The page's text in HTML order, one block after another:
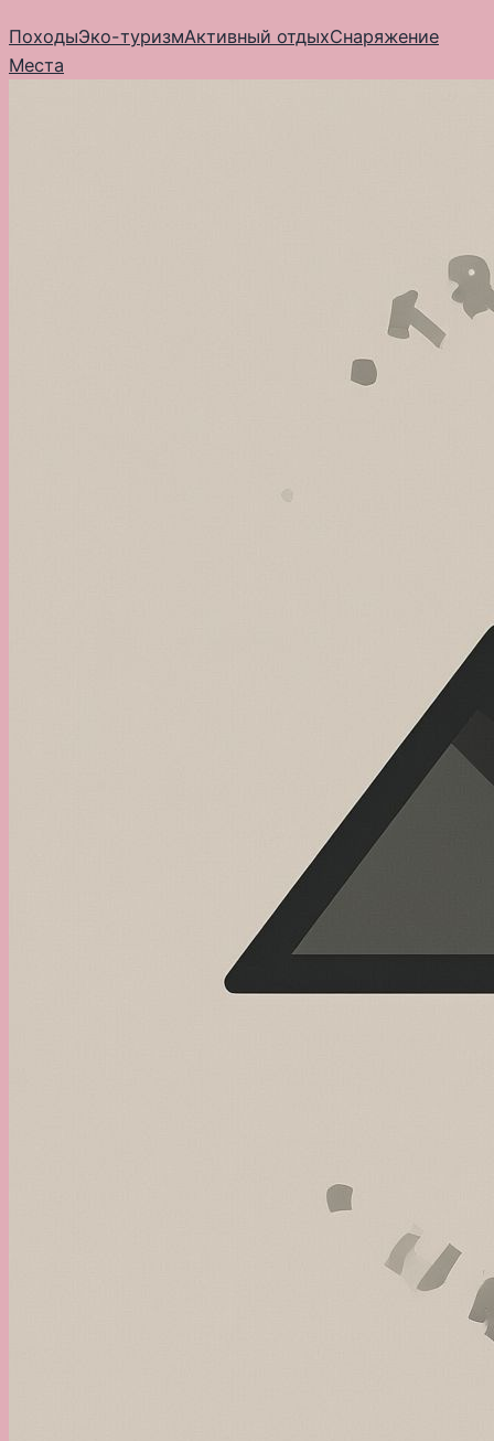
к
содержимому
ПоходыЭко-туризмАктивный отдыхСнаряжение
Места